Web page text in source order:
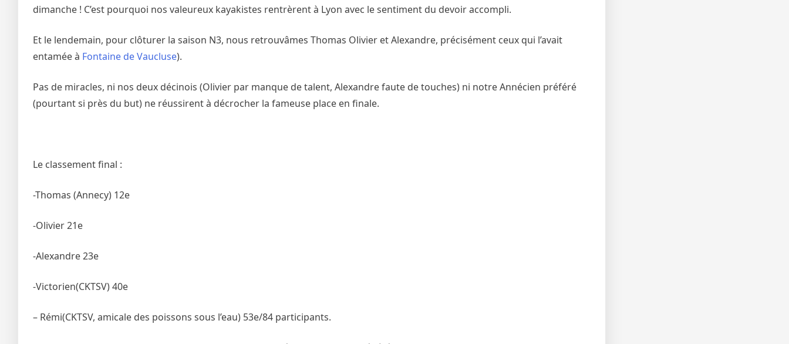
dimanche ! C’est pourquoi nos valeureux kayakistes rentrèrent à Lyon avec le sentiment du devoir accompli.
Et le lendemain, pour clôturer la saison N3, nous retrouvâmes Thomas Olivier et Alexandre, précisément ceux qui l’avait
entamée à Fontaine de Vaucluse).
Pas de miracles, ni nos deux décinois (Olivier par manque de talent, Alexandre faute de touches) ni notre Annécien préféré
(pourtant si près du but) ne réussirent à décrocher la fameuse place en finale.
Le classement final :
-Thomas (Annecy) 12e
-Olivier 21e
-Alexandre 23e
-Victorien(CKTSV) 40e
– Rémi(CKTSV, amicale des poissons sous l’eau) 53e/84 participants.